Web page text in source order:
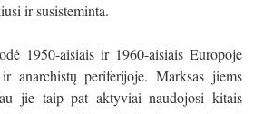
ir susisteminta.
1950-aisiais ir 1960-aisiais Europoje
anarchistų periferijoje. Marksas jiems
jie taip pat aktyviai naudojosi kitais